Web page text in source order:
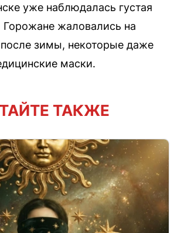
уже наблюдалась густая
Горожане жаловались на
зимы, некоторые даже
маски.
ТАКЖЕ